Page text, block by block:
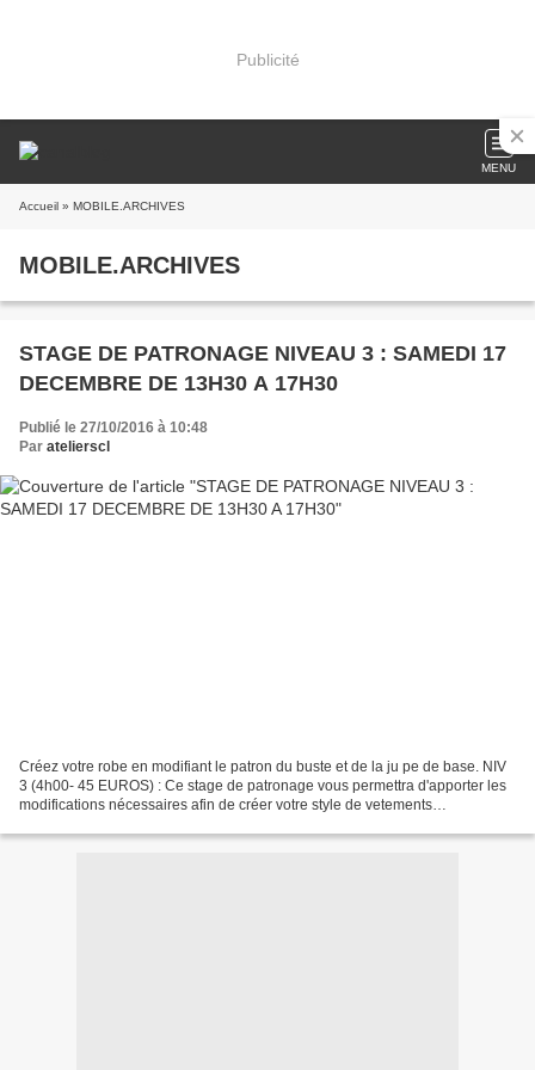
Publicité
MENU
Accueil » MOBILE.ARCHIVES
MOBILE.ARCHIVES
STAGE DE PATRONAGE NIVEAU 3 : SAMEDI 17
DECEMBRE DE 13H30 A 17H30
Publié le 27/10/2016 à 10:48
Par atelierscl
Créez votre robe en modifiant le patron du buste et de la ju pe de base. NIV
3 (4h00- 45 EUROS) : Ce stage de patronage vous permettra d'apporter les
modifications nécessaires afin de créer votre style de vetements